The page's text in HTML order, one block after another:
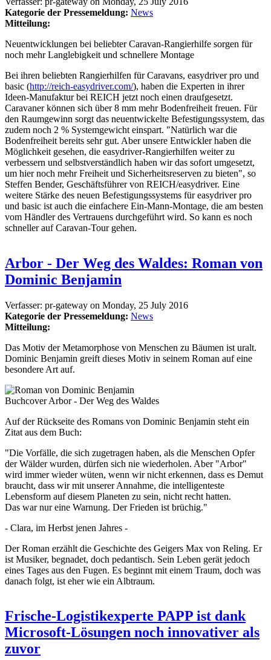
Kategorie der Pressemeldung: News
Mitteilung:
Neuentwicklungen bei beliebter Caravan-Rangierhilfe sorgen für
noch mehr Langlebigkeit und schnellere Montage
Bei ihren beliebten Rangierhilfen für Caravans, easydriver pro und
basic (http://reich-easydriver.com/), haben die Experten in ihrer
Ideen-Manufaktur bei REICH jetzt noch einen draufgesetzt.
Caravaner können sich über 8 mm mehr Bodenfreiheit freuen. Für
den Raumgewinn sorgt das neuentwickelte Befestigungssystem, das
zudem noch 2 % Systemgewicht einspart. "Natürlich war die
Bodenfreiheit bereits sehr gut. Aber unsere Entwickler haben die
Möglichkeit gesehen, die easydriver-Rangierhilfen weiter zu
verbessern und selbstverständlich haben wir das sofort umgesetzt,
um hier noch mehr Freiheit und Sicherheitsreserven zu bieten", so
Steffen Bender, Geschäftsführer von REICH/easydriver. Eine
weitere Stärke des neuen Befestigungssystems für easydriver pro
und basic ist auch die einfachere Ein-Mann-Montage, die am besten
vom Händler des Vertrauens durchgeführt wird. So kann es noch
schneller auf Caravan-Tour gehen.
Arbor - Der Weg des Waldes: Roman von
Dominic Benjamin
Verfasser: pr-gateway on Monday, 25 July 2016
Kategorie der Pressemeldung: News
Mitteilung:
Das Motiv der Metamorphose von Menschen zu Bäumen ist uralt.
Dominic Benjamin greift dieses Motiv in seinem Roman auf eine
besondere Art auf.
Buchcover Arbor - Der Weg des Waldes
Auf der Rückseite des Romans von Dominic Benjamin steht ein
Zitat aus dem Buch:
"Die Vorfälle, die sich zugetragen haben, als die Menschen Opfer
der Wälder wurden, dürfen sich nie wiederholen. Aber "Arbor"
wird immer wieder wüten, wenn wir nicht erkennen, dass es Demut
braucht, dass wir mit unserer Annahme, die intelligenteste
Lebensform auf diesem Planeten zu sein, nicht recht hatten.
Das war nur eine Warnung. Der Frieden ist brüchig."
- Clara, im Herbst jenen Jahres -
Der Roman erzählt die Geschichte des Geigers Max von Reling. Er
ist Musiker, begnadet, doch pedantisch. Sein Leben gerät jedoch
eines Tages aus den Fugen. Es beginnt mit einem Traum, doch was
danach folgt, ist eher wie ein Albtraum.
Frische-Logistikexperte PAPP ist dank
Microsoft-Lösungen noch innovativer als
zuvor